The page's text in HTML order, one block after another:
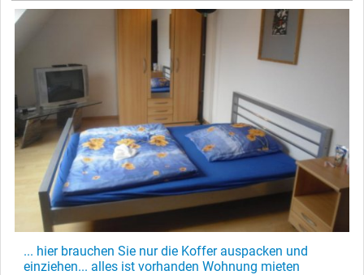
... hier brauchen Sie nur die Koffer auspacken und
einziehen... alles ist vorhanden Wohnung mieten